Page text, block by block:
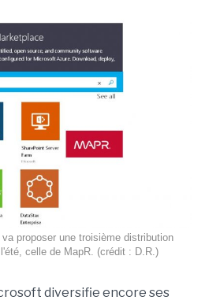
proposer une troisième distribution
celle de MapR. (crédit : D.R.)
diversifie encore ses